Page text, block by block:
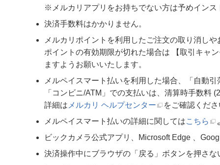
※メルカリアプリをお持ちでない方は予めイン
決済手数料はかかりません。
メルカリポイントを利用したご注文の取り消し
ポイントの有効期限が切れた場合は 【取引キャ
ますようお願いいたします。
メルペイスマート払いを利用した場合、「自動
「コンビニ/ATM」での支払いは、清算時手数料
詳細は メルカリ ヘルプセンター
をご確認くだ
メルペイスマート払いの詳細に関してはこちら
ビックカメラ公式アプリ、Microsoft Edge 、
決済操作中にブラウザの「戻る」ボタンを押さな